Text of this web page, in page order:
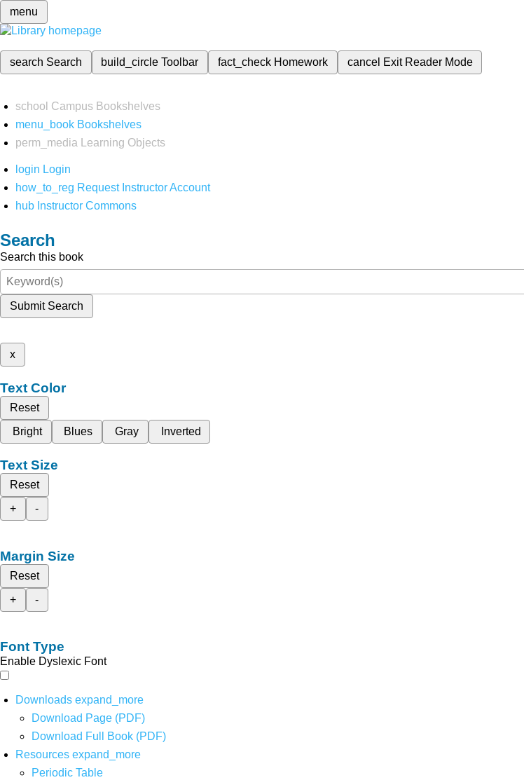
menu
search Search build_circleToolbar fact_check Homework cancel Exit Reader Mode
school Campus Bookshelves
menu_book Bookshelves
perm_media
Learning Objects
login Login
how_to_reg Request Instructor Account
hub Instructor Commons
Search
Search this book
Submit Search
x
Text Color
Reset
Bright
Blues Gray Inverted
Text Size
Reset
+
-
Margin Size
Reset
+
-
Font Type
Enable Dyslexic Font
Downloads expand_more
Download Page (PDF)
Download Full Book (PDF)
Resources expand_more
Periodic Table